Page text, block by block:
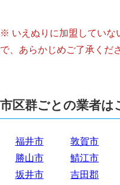
※ いえぬりに加盟していな
で、あらかじめご了承くだ
市区群ごとの業者は
福井市 敦賀市
勝山市
鯖江市
坂井市
吉田郡